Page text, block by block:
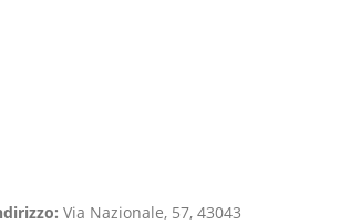
Via Nazionale, 57, 43043